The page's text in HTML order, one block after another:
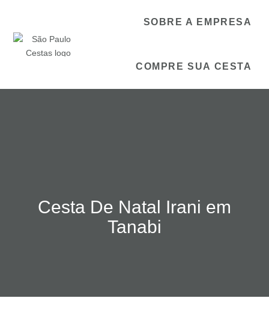
SOBRE A EMPRESA
COMPRE SUA CESTA
Cesta De Natal Irani em
Tanabi